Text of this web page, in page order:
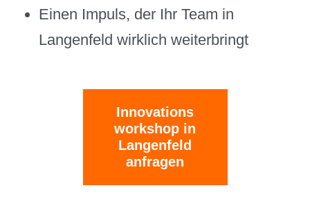
Einen Impuls, der Ihr Team in
Langenfeld wirklich weiterbringt
Innovations
workshop in
Langenfeld
anfragen